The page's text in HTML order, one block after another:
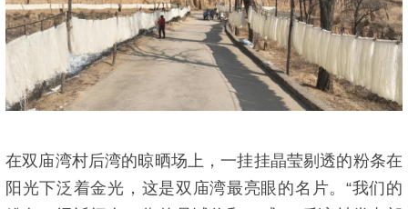
在双庙湾村后湾的晾晒场上，一挂挂晶莹剔透的粉条在
阳光下泛着金光，这是双庙湾最亮眼的名片。“我们的